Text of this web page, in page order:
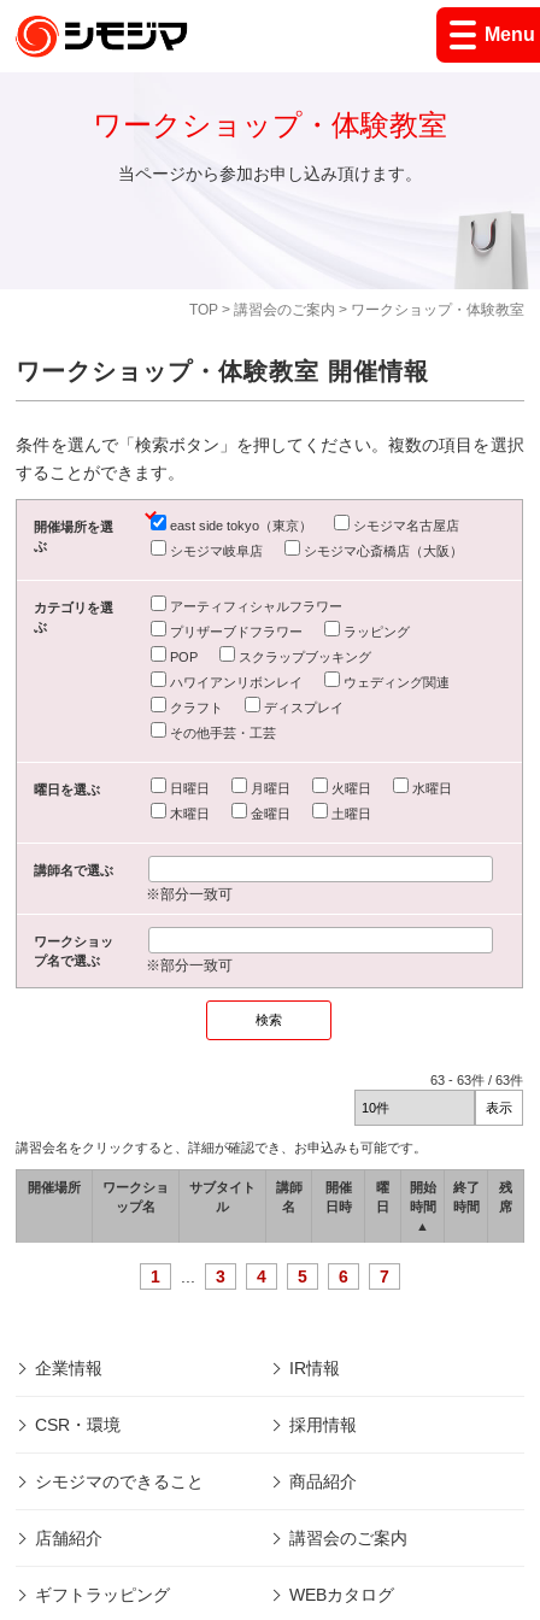
Menu
TOP> 講習会のご案内 > ワークショップ・体験教室
ワークショップ・体験教室
当ページから参加お申し込み頂けます。
ワークショップ・体験教室 開催情報
条件を選んで「検索ボタン」を押してください。複数の項目を選択
することができます。
開催場所を選
ぶ
east side tokyo（東京）
シモジマ名古屋店
シモジマ岐阜店
シモジマ心斎橋店（大阪）
カテゴリを選
ぶ
アーティフィシャルフラワー
プリザーブドフラワー
ラッピング
POP
スクラップブッキング
ハワイアンリボンレイ
ウェディング関連
クラフト
ディスプレイ
その他手芸・工芸
曜日を選ぶ 日曜日 月曜日 火曜日
水曜日
木曜日
金曜日 土曜日
講師名で選ぶ
※部分一致可
ワークショッ
プ名で選ぶ
※部分一致可
63 -63件 /63件
講習会名をクリックすると、詳細が確認でき、お申込みも可能です。
開催場所
ワークショ
ップ名
サブタイト
ル
講師
名
開催
日時
曜
日
開始
時間
▲
終了
時間
残
席
1 3 4 5 6 7
企業情報 IR情報
CSR・環境 採用情報
シモジマのできること 商品紹介
店舗紹介 講習会のご案内
ギフトラッピング WEBカタログ